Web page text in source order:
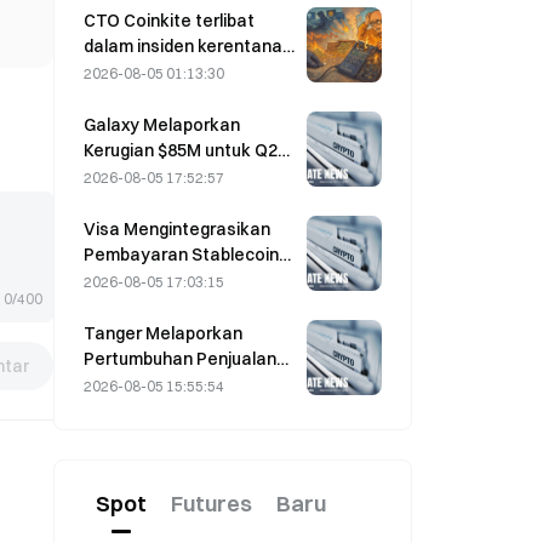
0/400
Menawarkan Biaya Maker
Nol
CTO Coinkite terlibat
dalam insiden kerentanan
Coldcard yang memicu
serangan dan
mengakibatkan kerugian
sebesar US$114 juta.
2026-08-05 01:13:30
Galaxy Melaporkan
Kerugian $85M untuk Q2
2026; Pendapatan
Saham Turun 7,23%
2026-08-05 17:52:57
Visa Mengintegrasikan
Pembayaran Stablecoin
ke Visa Direct melalui
Zerohash
2026-08-05 17:03:15
Tanger Melaporkan
Pertumbuhan Penjualan
5% yang Didorong oleh
2026-08-05 15:55:54
Spot Futures Baru